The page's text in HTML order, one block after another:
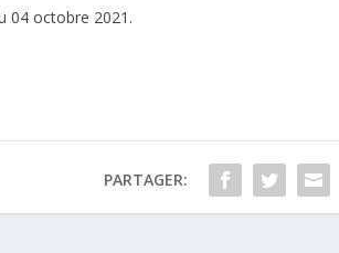
04 octobre 2021.
PARTAGER: